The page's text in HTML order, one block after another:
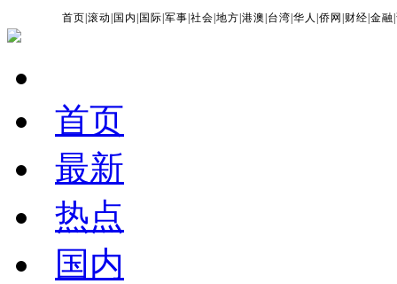
首页 |滚动 国内 国际 |军事 |社会 |地方 |港澳 台湾 |华人 |侨网 财经 |金融 |
首页
最新
热点
国内